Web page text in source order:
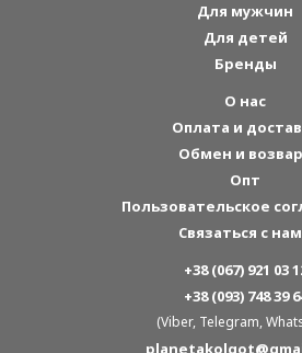
Для мужчин
Для детей
Бренды
О нас
Оплата и
Обмен и
Опт
Пользовательское
Связаться с
+38 (067) 921 03
+38 (093) 748 39
(Viber, Telegram,